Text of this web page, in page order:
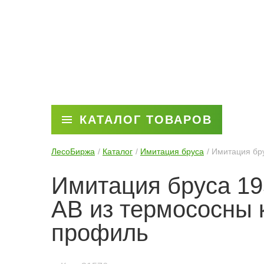
КАТАЛОГ ТОВАРОВ
ЛесоБиржа Каталог Имитация бруса Имитация
Имитация бруса
АВ из термососны
профиль